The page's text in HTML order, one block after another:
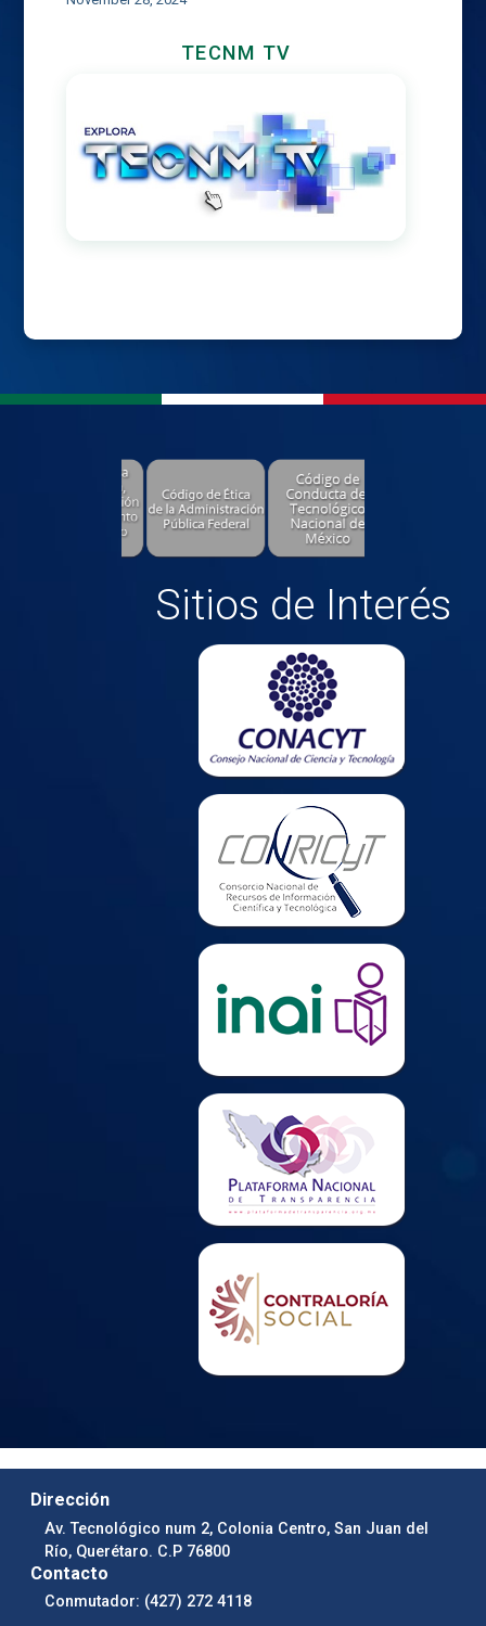
TECNM TV
Sitios de Interés
Dirección
Av. Tecnológico num 2, Colonia Centro, San Juan del
Río, Querétaro. C.P 76800
Contacto
Conmutador: (427) 272 4118